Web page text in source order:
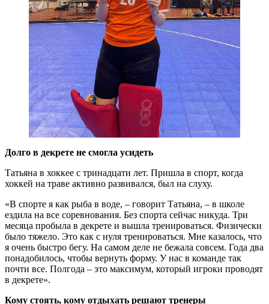
Долго в декрете не смогла усидеть
Татьяна в хоккее с тринадцати лет. Пришла в спорт, когда
хоккей на траве активно развивался, был на слуху.
«В спорте я как рыба в воде, – говорит Татьяна, – в школе
ездила на все соревнования. Без спорта сейчас никуда. Три
месяца пробыла в декрете и вышла тренироваться. Физически
было тяжело. Это как с нуля тренироваться. Мне казалось, что
я очень быстро бегу. На самом деле не бежала совсем. Года два
понадобилось, чтобы вернуть форму. У нас в команде так
почти все. Полгода – это максимум, который игроки проводят
в декрете».
Кому стоять, кому отдыхать решают тренеры